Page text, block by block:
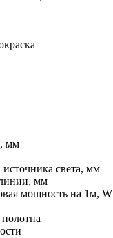
мм
света, мм
мм
мощность на 1м, W